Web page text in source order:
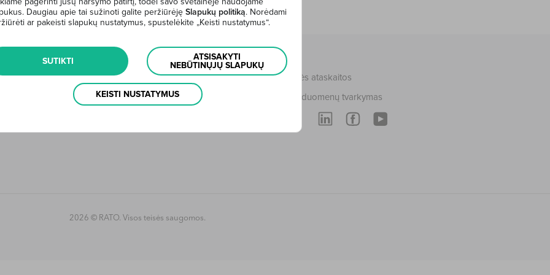
API atvirojo ryšio sąsaja
Apie mus Kontaktai Finansinės ataskaitos
Naudojimosi taisyklės Asmens duomenų tvarkymas
2026 © RATO. Visos teisės saugomos.
pagerinti jūsų naršymo patirtį, todėl savo svetainėje naudojame
Daugiau apie tai sužinoti galite peržiūrėję Slapukų politiką. Norėdami
ar pakeisti slapukų nustatymus, spustelėkite „Keisti nustatymus“.
SUTIKTI
ATSISAKYTI
NEBŪTINŲJŲ SLAPUKŲ
KEISTI NUSTATYMUS